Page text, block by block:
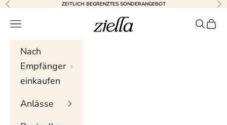
Zum Inhalt springen
Zurück ZEITLICH BEGRENZTES SONDERANGEBOT
Ziella
Navigationsmenü Suche
Nach
Empfänger
einkaufen
Anlässe